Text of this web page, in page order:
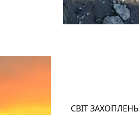
СВІТ ЗАХОПЛЕНЬ